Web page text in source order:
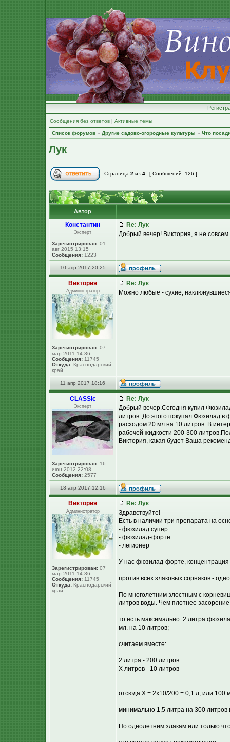
Сообщения без ответов | Активные темы
Список форумов » Другие садово-огородные культуры » Что
Лук
Страница 2 из 4 [ Сообщений: 126 ]
Автор
Константин
Эксперт
Зарегистрирован: 01
авг 2015 13:15
Сообщения: 1223
Re: Лук
Добрый вечер! Виктория, я не
10 апр 2017 20:25
Виктория
Администратор
Зарегистрирован: 07
мар 2011 14:36
Сообщения: 11745
Откуда: Краснодарский
край
Re: Лук
Можно любые - сухие,
11 апр 2017 18:16
CLASSic
Эксперт
Зарегистрирован: 16
июн 2012 22:08
Сообщения: 2577
Re: Лук
Добрый вечер.Сегодня купил
литров. До этого покупал Фюзилад
расходом 20 мл на 10 литров. В
рабочей жидкости 200-300
Виктория, какая будет Ваша
18 апр 2017 12:16
Виктория
Администратор
Зарегистрирован: 07
мар 2011 14:36
Сообщения: 11745
Откуда: Краснодарский
край
Re: Лук
Здравствуйте!
Есть в наличии три препарата на
- фюзилад супер
- фюзилад-форте
- легионер
У нас фюзилад-форте, концентрация
против всех злаковых сорняков -
По многолетним злостным с
литров воды. Чем плотнее
то есть максимально: 2 литра
мл. на 10 литров;
считаем вместе:
2 литра - 200 литров
Х литров - 10 литров
----------------------------
отсюда Х = 2х10/200 = 0,1 л, или 100
минимально 1,5 литра на 300
По однолетним злакам или только